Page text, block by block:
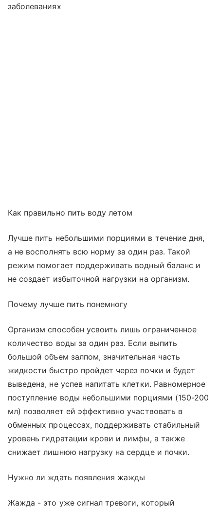
заболеваниях
Как правильно пить воду летом
Лучше пить небольшими порциями в течение дня,
а не восполнять всю норму за один раз. Такой
режим помогает поддерживать водный баланс и
не создает избыточной нагрузки на организм.
Почему лучше пить понемногу
Организм способен усвоить лишь ограниченное
количество воды за один раз. Если выпить
большой объем залпом, значительная часть
жидкости быстро пройдет через почки и будет
выведена, не успев напитать клетки. Равномерное
поступление воды небольшими порциями (150-200
мл) позволяет ей эффективно участвовать в
обменных процессах, поддерживать стабильный
уровень гидратации крови и лимфы, а также
снижает лишнюю нагрузку на сердце и почки.
Нужно ли ждать появления жажды
Жажда - это уже сигнал тревоги, который